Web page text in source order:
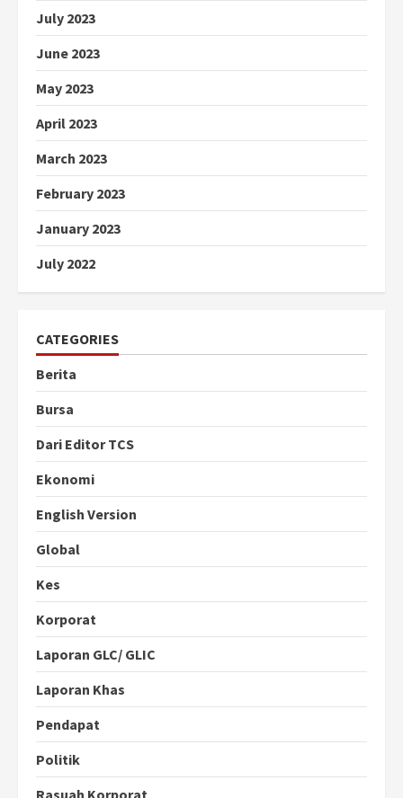
July 2023
June 2023
May 2023
April 2023
March 2023
February 2023
January 2023
July 2022
CATEGORIES
Berita
Bursa
Dari Editor TCS
Ekonomi
English Version
Global
Kes
Korporat
Laporan GLC/ GLIC
Laporan Khas
Pendapat
Politik
Rasuah Korporat